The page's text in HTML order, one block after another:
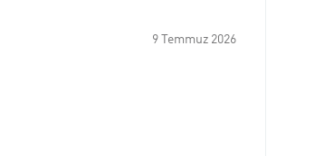
9 Temmuz 2026